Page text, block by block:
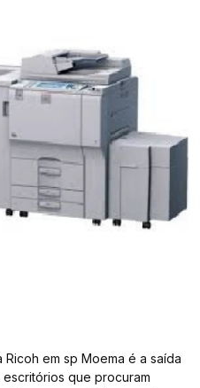
em sp Moema é a saída
que procuram